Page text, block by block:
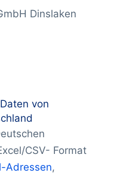
Dinslaken
von
CSV- Format
Adressen,